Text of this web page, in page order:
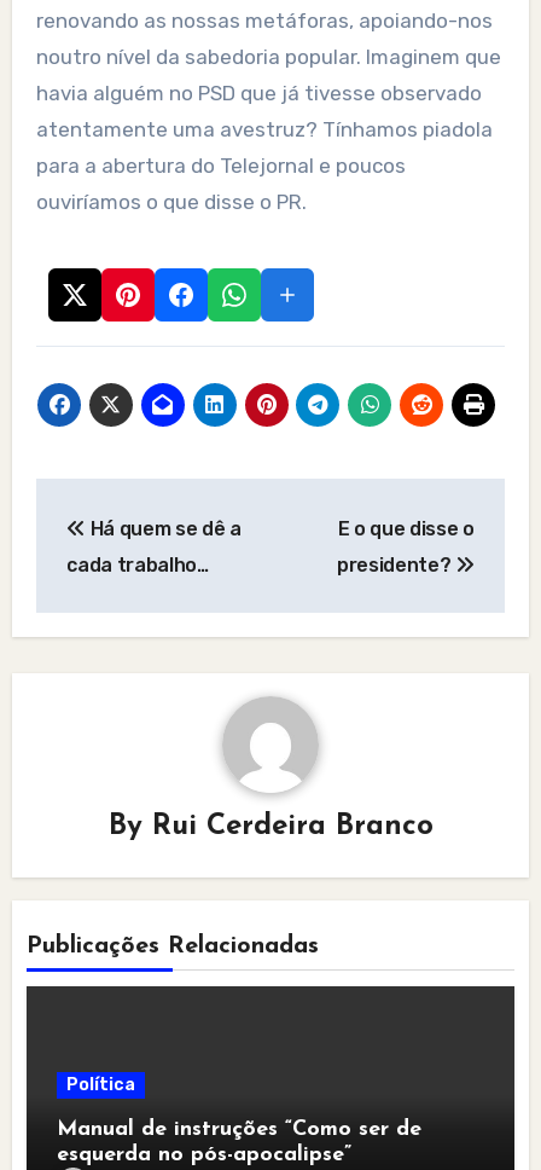
renovando as nossas metáforas, apoiando-nos
noutro nível da sabedoria popular. Imaginem que
havia alguém no PSD que já tivesse observado
atentamente uma avestruz? Tínhamos piadola
para a abertura do Telejornal e poucos
ouviríamos o que disse o PR.
navigation
Há quem se dê a
cada trabalho…
E o que disse o
presidente?
By Rui Cerdeira Branco
Publicações Relacionadas
Política
Manual de instruções “Como ser de
esquerda no pós-apocalipse”